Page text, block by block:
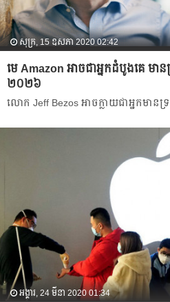
សុក្រ, 15 ឧសភា 2020 02:42
មេ Amazon អាចជាអ្នកដំបូងគេ មានទ្
២០២៦
លោក Jeff Bezos អាច​ក្លាយ​ជា​អ្នក​មាន​ទ្រ
អង្គារ, 24 មីនា 2020 01:34